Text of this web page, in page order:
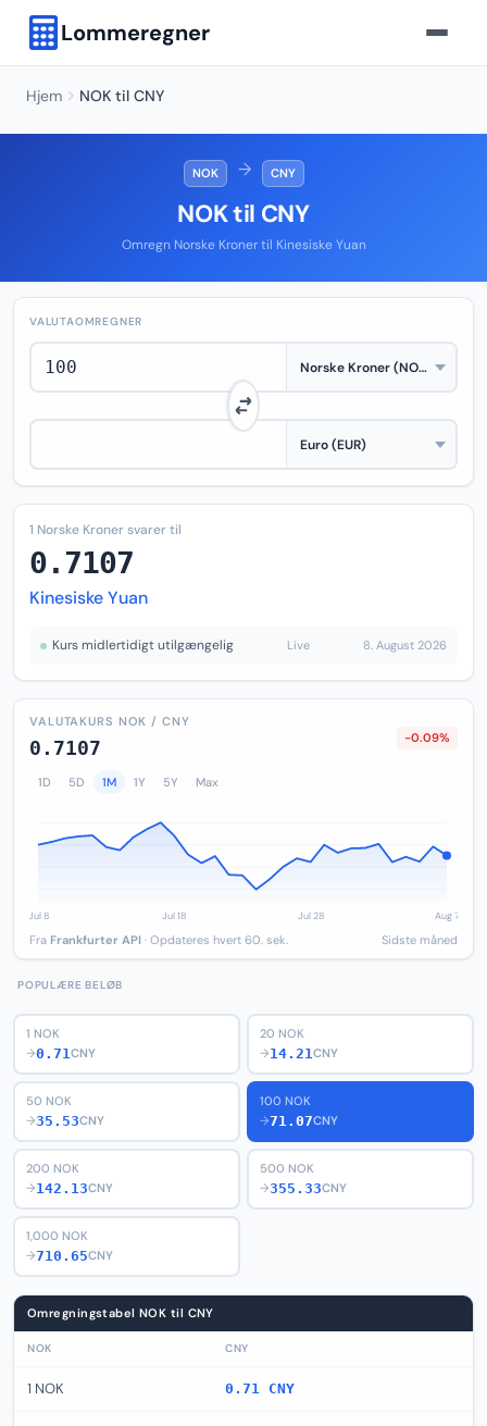
Lommeregner
Hjem NOK til CNY
NOK → CNY
NOK til CNY
Omregn Norske Kroner til Kinesiske Yuan
VALUTAOMREGNER
1 Norske Kroner svarer til
0.7107
Kinesiske Yuan
Kurs midlertidigt utilgængelig Live 8. August 2026
VALUTAKURS NOK / CNY
0.7107 -0.09%
1D 5D 1M 1Y 5Y Max
Fra Frankfurter API · Opdateres hvert 60. sek. Sidste måned
POPULÆRE BELØB
1 NOK
→0.71CNY
20 NOK
→14.21CNY
50 NOK
→35.53CNY
100 NOK
→71.07CNY
200 NOK
→142.13CNY
500 NOK
→355.33CNY
1,000 NOK
→710.65CNY
Omregningstabel NOK til CNY
NOK CNY
1 NOK 0.71 CNY